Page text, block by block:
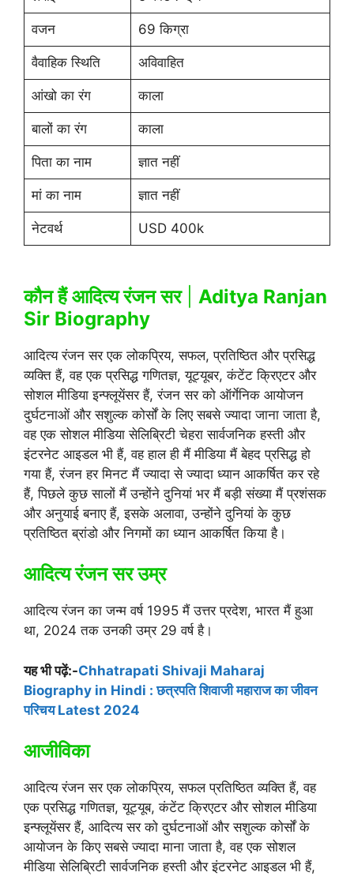
वजन 69 किग्रा
वैवाहिक स्थिति अविवाहित
आंखो का रंग काला
बालों का रंग काला
पिता का नाम ज्ञात नहीं
मां का नाम ज्ञात नहीं
नेटवर्थ USD 400k
कौन हैं आदित्य रंजन सर| Aditya Ranjan
Sir Biography
आदित्य रंजन सर एक लोकप्रिय, सफल, प्रतिष्ठित और प्रसिद्ध
व्यक्ति हैं, वह एक प्रसिद्ध गणितज्ञ, यूट्यूबर, कंटेंट क्रिएटर और
सोशल मीडिया इन्फ्लूयेंसर हैं, रंजन सर को ऑर्गेनिक आयोजन
दुर्घटनाओं और सशुल्क कोर्सों के लिए सबसे ज्यादा जाना जाता है,
वह एक सोशल मीडिया सेलिब्रिटी चेहरा सार्वजनिक हस्ती और
इंटरनेट आइडल भी हैं, वह हाल ही मैं मीडिया मैं बेहद प्रसिद्ध हो
गया हैं, रंजन हर मिनट मैं ज्यादा से ज्यादा ध्यान आकर्षित कर रहे
हैं, पिछले कुछ सालों मैं उन्होंने दुनियां भर मैं बड़ी संख्या मैं प्रशंसक
और अनुयाई बनाए हैं, इसके अलावा, उन्होंने दुनियां के कुछ
प्रतिष्ठित ब्रांडो और निगमों का ध्यान आकर्षित किया है।
आदित्य रंजन सर उम्र
आदित्य रंजन का जन्म वर्ष 1995 मैं उत्तर प्रदेश, भारत मैं हुआ
था, 2024 तक उनकी उम्र 29 वर्ष है।
यह भी पढ़ें:-Chhatrapati Shivaji Maharaj
Biography in Hindi : छत्रपति शिवाजी महाराज का जीवन
परिचय Latest 2024
आजीविका
आदित्य रंजन सर एक लोकप्रिय, सफल प्रतिष्ठित व्यक्ति हैं, वह
एक प्रसिद्ध गणितज्ञ, यूट्यूब, कंटेंट क्रिएटर और सोशल मीडिया
इन्फ्लूयेंसर हैं, आदित्य सर को दुर्घटनाओं और सशुल्क कोर्सों के
आयोजन के किए सबसे ज्यादा माना जाता है, वह एक सोशल
मीडिया सेलिब्रिटी सार्वजनिक हस्ती और इंटरनेट आइडल भी हैं,